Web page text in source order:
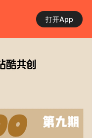
打开App